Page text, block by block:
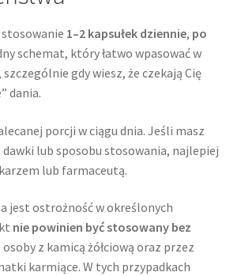
1–2 kapsułek dziennie, po
schemat, który łatwo wpasować w
gdy wiesz, że czekają Cię
dania.
porcji w ciągu dnia. Jeśli masz
lub sposobu stosowania, najlepiej
lub farmaceutą.
jest ostrożność w określonych
nie powinien być stosowany bez
z kamicą żółciową oraz przez
karmiące. W tych przypadkach